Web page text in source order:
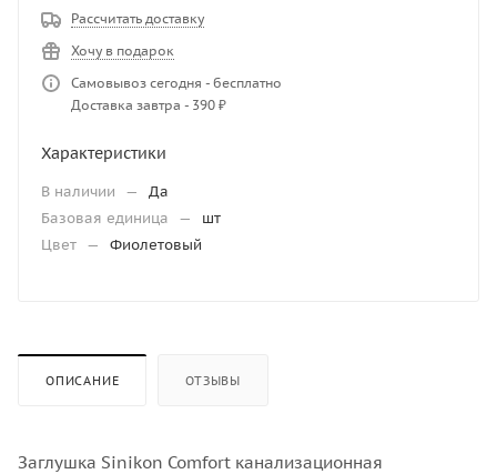
Рассчитать доставку
Хочу в подарок
Самовывоз сегодня - бесплатно
Доставка завтра - 390 ₽
Характеристики
В наличии —
Да
Базовая единица
—
шт
Цвет — Фиолетовый
ОПИСАНИЕ ОТЗЫВЫ
Заглушка Sinikon Comfort канализационная